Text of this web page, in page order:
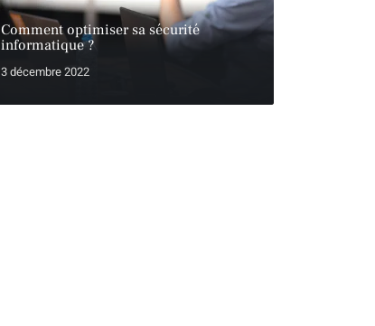
Comment optimiser sa sécurité
informatique ?
3 décembre 2022